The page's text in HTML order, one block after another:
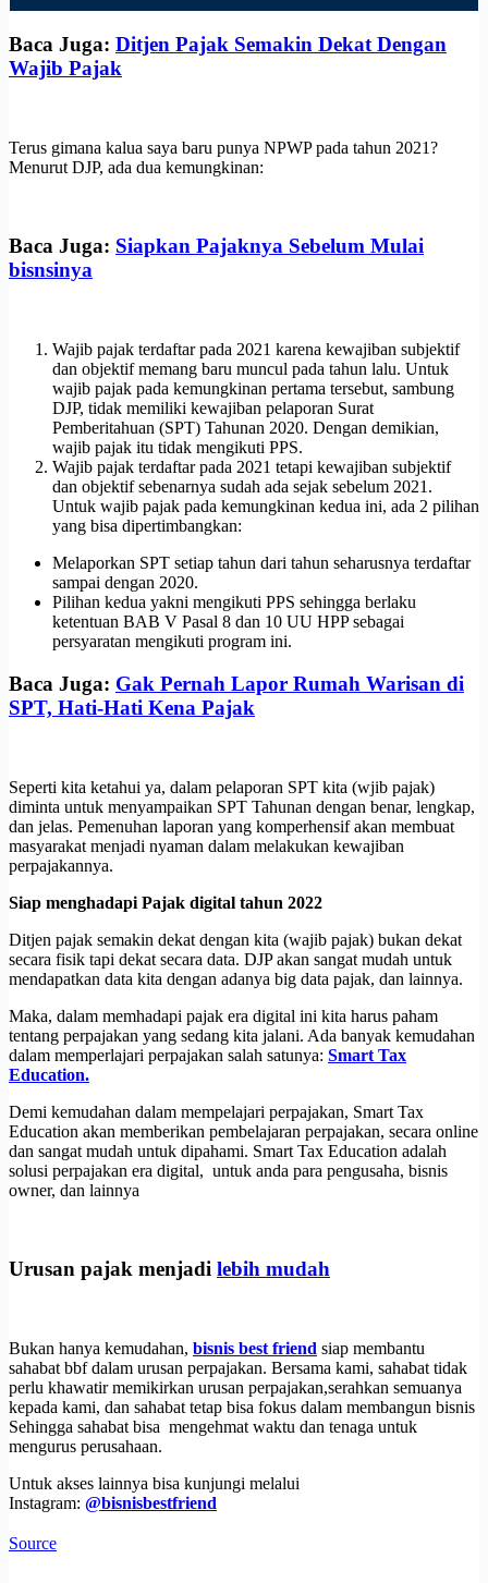
Baca Juga: Ditjen Pajak Semakin Dekat Dengan
Wajib Pajak
Terus gimana kalua saya baru punya NPWP pada tahun 2021?
Menurut DJP, ada dua kemungkinan:
Baca Juga: Siapkan Pajaknya Sebelum Mulai
bisnsinya
Wajib pajak terdaftar pada 2021 karena kewajiban subjektif
dan objektif memang baru muncul pada tahun lalu. Untuk
wajib pajak pada kemungkinan pertama tersebut, sambung
DJP, tidak memiliki kewajiban pelaporan Surat
Pemberitahuan (SPT) Tahunan 2020. Dengan demikian,
wajib pajak itu tidak mengikuti PPS.
Wajib pajak terdaftar pada 2021 tetapi kewajiban subjektif
dan objektif sebenarnya sudah ada sejak sebelum 2021.
Untuk wajib pajak pada kemungkinan kedua ini, ada 2 pilihan
yang bisa dipertimbangkan:
Melaporkan SPT setiap tahun dari tahun seharusnya terdaftar
sampai dengan 2020.
Pilihan kedua yakni mengikuti PPS sehingga berlaku
ketentuan BAB V Pasal 8 dan 10 UU HPP sebagai
persyaratan mengikuti program ini.
Baca Juga: Gak Pernah Lapor Rumah Warisan di
SPT, Hati-Hati Kena Pajak
Seperti kita ketahui ya, dalam pelaporan SPT kita (wjib pajak)
diminta untuk menyampaikan SPT Tahunan dengan benar, lengkap,
dan jelas. Pemenuhan laporan yang komperhensif akan membuat
masyarakat menjadi nyaman dalam melakukan kewajiban
perpajakannya.
Siap menghadapi Pajak digital tahun 2022
Ditjen pajak semakin dekat dengan kita (wajib pajak) bukan dekat
secara fisik tapi dekat secara data. DJP akan sangat mudah untuk
mendapatkan data kita dengan adanya big data pajak, dan lainnya.
Maka, dalam memhadapi pajak era digital ini kita harus paham
tentang perpajakan yang sedang kita jalani. Ada banyak kemudahan
dalam memperlajari perpajakan salah satunya: Smart Tax
Education.
Demi kemudahan dalam mempelajari perpajakan, Smart Tax
Education akan memberikan pembelajaran perpajakan, secara online
dan sangat mudah untuk dipahami. Smart Tax Education adalah
solusi perpajakan era digital, untuk anda para pengusaha, bisnis
owner, dan lainnya
Urusan pajak menjadi lebih mudah
Bukan hanya kemudahan, bisnis best friend siap membantu
sahabat bbf dalam urusan perpajakan. Bersama kami, sahabat tidak
perlu khawatir memikirkan urusan perpajakan,serahkan semuanya
kepada kami, dan sahabat tetap bisa fokus dalam membangun bisnis
Sehingga sahabat bisa mengehmat waktu dan tenaga untuk
mengurus perusahaan.
Untuk akses lainnya bisa kunjungi melalui
Instagram: @bisnisbestfriend
Source